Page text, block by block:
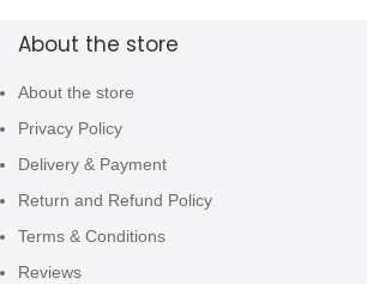
About the store
About the store
Privacy Policy
Delivery & Payment
Return and Refund Policy
Terms & Conditions
Reviews